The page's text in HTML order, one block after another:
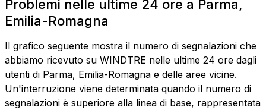
Problemi nelle ultime 24 ore a Parma,
Emilia-Romagna
Il grafico seguente mostra il numero di segnalazioni che
abbiamo ricevuto su WINDTRE nelle ultime 24 ore dagli
utenti di Parma, Emilia-Romagna e delle aree vicine.
Un'interruzione viene determinata quando il numero di
segnalazioni è superiore alla linea di base, rappresentata